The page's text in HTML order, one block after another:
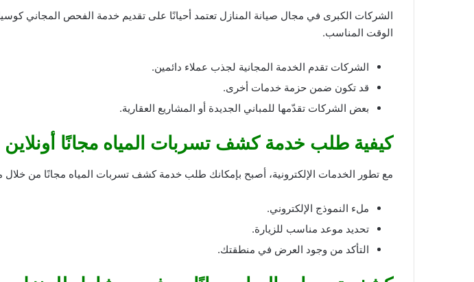
الشركات الكبرى في مجال صيانة المنازل تعتمد أحيانًا على تقديم خدمة الفحص المجاني
الوقت المناسب.
الشركات تقدم الخدمة المجانية لجذب عملاء دائمين.
قد تكون ضمن حزمة خدمات أخرى.
بعض الشركات تقدّمها للمباني الجديدة أو المشاريع العقارية.
كيفية طلب خدمة كشف تسربات المياه مجانًا أونلاين
مع تطور الخدمات الإلكترونية، أصبح بإمكانك طلب خدمة كشف تسربات المياه مجانًا من
ملء النموذج الإلكتروني.
تحديد موعد مناسب للزيارة.
التأكد من وجود العرض في منطقتك.